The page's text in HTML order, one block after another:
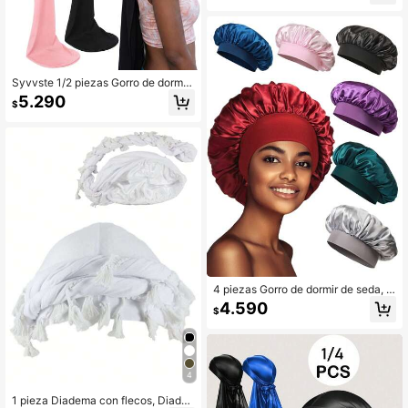
Syvvste 1/2 piezas Gorro de dormir
extendido, gorro de dormir transpira
ble retorcido, gorro protector de col
rastas de hombres y mujeres
$5.290
4
1 pieza Diadema con flecos, Diade
4 piezas Gorro de dormir de seda, f
orro de satén, banda elástica, adec
uado para cabello rizado
$4.590